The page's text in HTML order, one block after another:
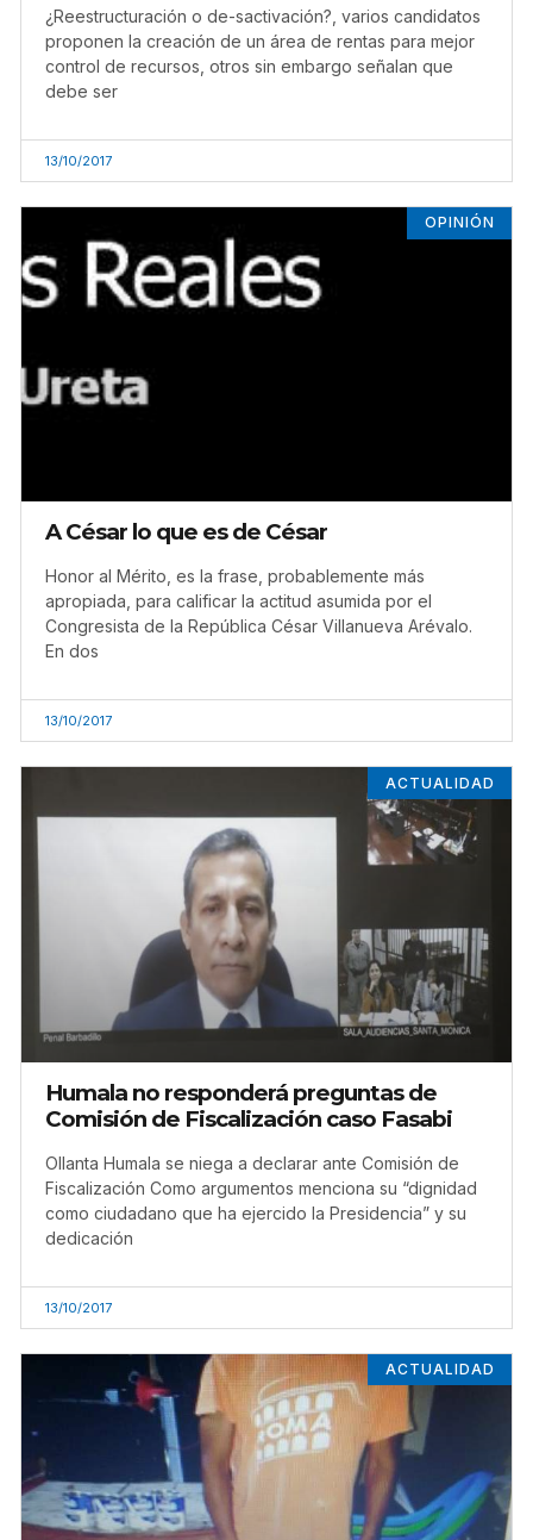
¿Reestructuración o de-sactivación?, varios candidatos
proponen la creación de un área de rentas para mejor
control de recursos, otros sin embargo señalan que
debe ser
13/10/2017
OPINIÓN
A César lo que es de César
Honor al Mérito, es la frase, probablemente más
apropiada, para calificar la actitud asumida por el
Congresista de la República César Villanueva Arévalo.
En dos
13/10/2017
ACTUALIDAD
Humala no responderá preguntas de
Comisión de Fiscalización caso Fasabi
Ollanta Humala se niega a declarar ante Comisión de
Fiscalización Como argumentos menciona su “dignidad
como ciudadano que ha ejercido la Presidencia” y su
dedicación
13/10/2017
ACTUALIDAD